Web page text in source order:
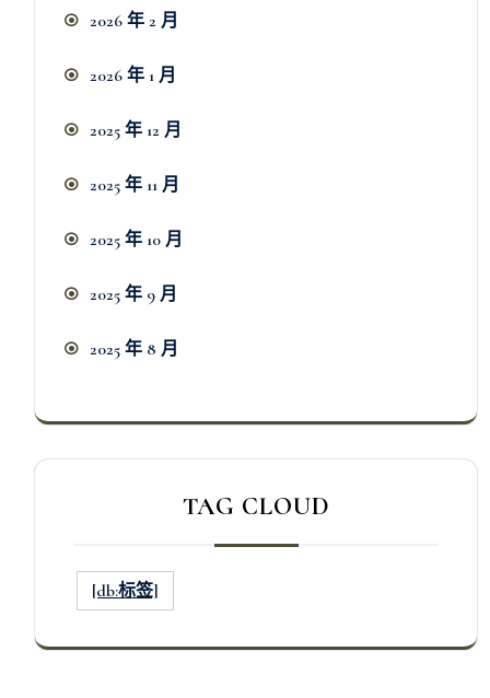
2026 年 2 月
2026 年 1 月
2025 年 12 月
2025 年 11 月
2025 年 10 月
2025 年 9 月
2025 年 8 月
TAG CLOUD
[db:标签]